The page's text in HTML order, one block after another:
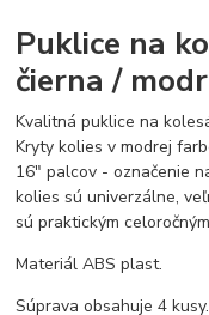
Puklice na
čierna /
Kvalitná puklice na
Kryty kolies v modrej
16" palcov - označenie
kolies sú univerzálne,
sú praktickým
Materiál ABS plast.
Súprava obsahuje 4 kusy.